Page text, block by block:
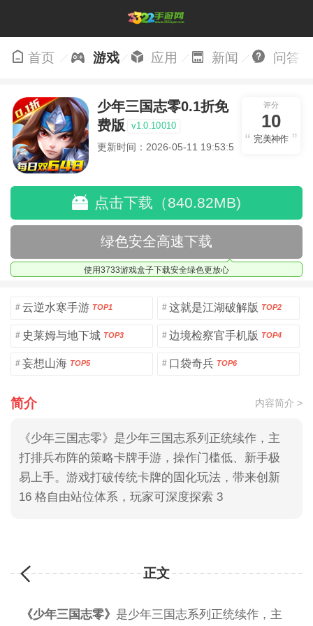
首页 游戏 应用 新闻 问答
少年三国志零0.1折免
费版
v1.0.10010
更新时间：2026-05-11 19:53:52
评分
10
完美神作
点击下载（840.82MB)
绿色安全高速下载
使用3733游戏盒子下载安全绿色更放心
# 云逆水寒手游 TOP1 # 这就是江湖破解版 TOP2
# 史莱姆与地下城 TOP3 # 边境检察官手机版 TOP4
# 妄想山海 TOP5 # 口袋奇兵 TOP6
简介 内容简介 >
《少年三国志零》是少年三国志系列正统续作，主
打排兵布阵的策略卡牌手游，操作门槛低、新手极
易上手。游戏打破传统卡牌的固化玩法，带来创新
16 格自由站位体系，玩家可深度探索 3
正文
《少年三国志零》 是少年三国志系列正统续作，主